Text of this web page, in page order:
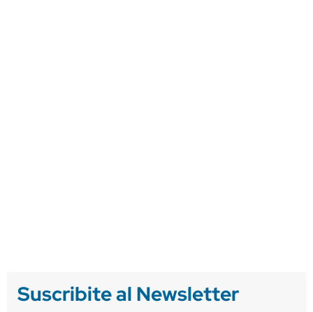
Suscribite al Newsletter